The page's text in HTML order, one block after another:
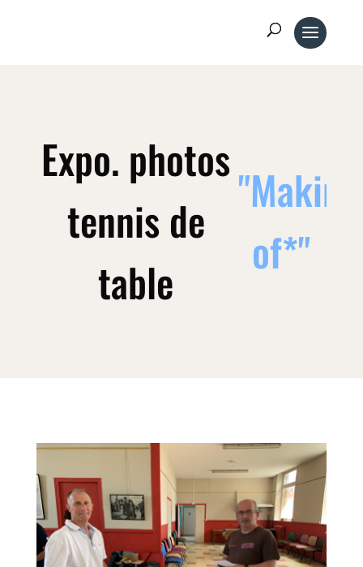
Expo. photos
tennis de
table
"Making
of*"